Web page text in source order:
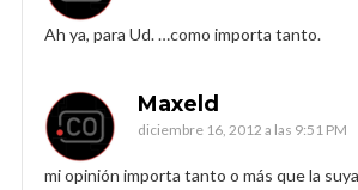
Ah ya, para Ud. …como importa tanto.
Maxeld
diciembre 16, 2012 a las 9:51 PM
mi opinión importa tanto o más que la